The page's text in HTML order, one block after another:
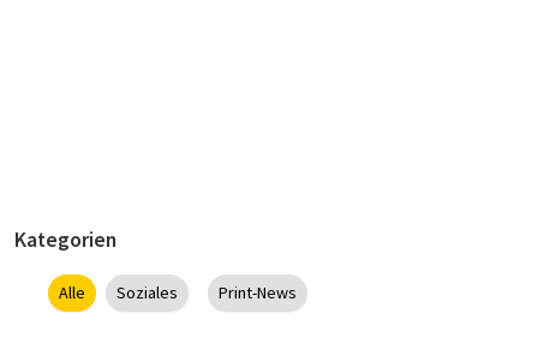
Kategorien
Alle Soziales Print-News